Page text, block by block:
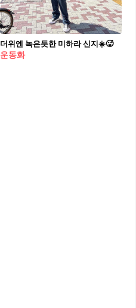
더위엔 녹은듯한 미하라 신지☀️🥵
운동화